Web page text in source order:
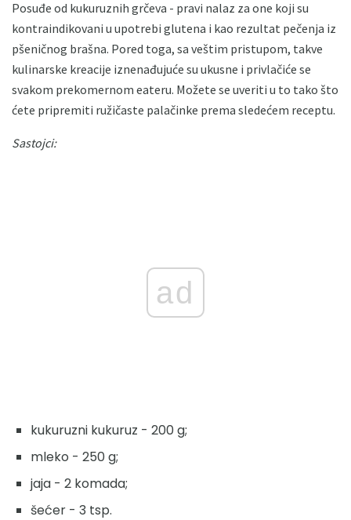
Posuđe od kukuruznih grčeva - pravi nalaz za one koji su
kontraindikovani u upotrebi glutena i kao rezultat pečenja iz
pšeničnog brašna. Pored toga, sa veštim pristupom, takve
kulinarske kreacije iznenađujuće su ukusne i privlačiće se
svakom prekomernom eateru. Možete se uveriti u to tako što
ćete pripremiti ružičaste palačinke prema sledećem receptu.
Sastojci:
ad
kukuruzni kukuruz - 200 g;
mleko - 250 g;
jaja - 2 komada;
šećer - 3 tsp.